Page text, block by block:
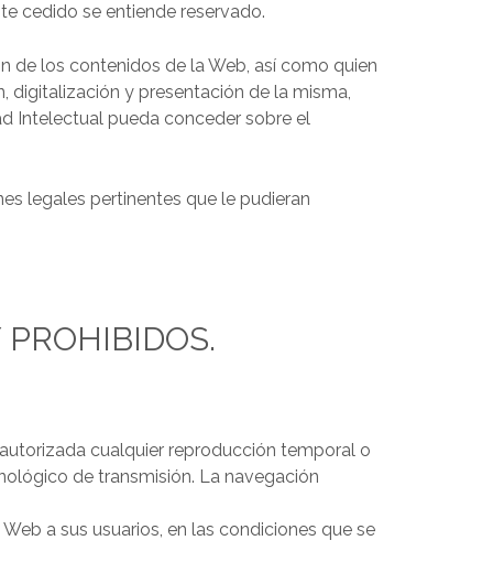
cedido se entiende reservado.
de los contenidos de la Web, así como quien
digitalización y presentación de la misma,
Intelectual pueda conceder sobre el
legales pertinentes que le pudieran
cualquier reproducción temporal o
de transmisión. La navegación
a sus usuarios, en las condiciones que se